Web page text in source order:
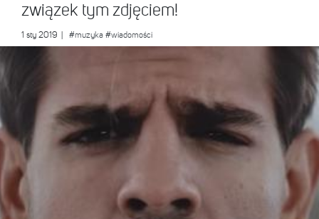
związek tym zdjęciem!
1 sty 2019 #muzyka #wiadomości